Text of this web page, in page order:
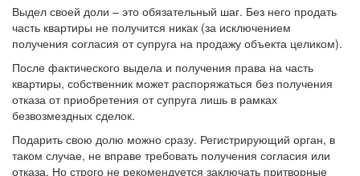
Выдел своей доли – это обязательный шаг. Без него продать
часть квартиры не получится никак (за исключением
получения согласия от супруга на продажу объекта целиком).
После фактического выдела и получения права на часть
квартиры, собственник может распоряжаться без получения
отказа от приобретения от супруга лишь в рамках
безвозмездных сделок.
Подарить свою долю можно сразу. Регистрирующий орган, в
таком случае, не вправе требовать получения согласия или
отказа. Но строго не рекомендуется заключать притворные